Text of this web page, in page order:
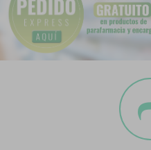
Contacto
Boletín